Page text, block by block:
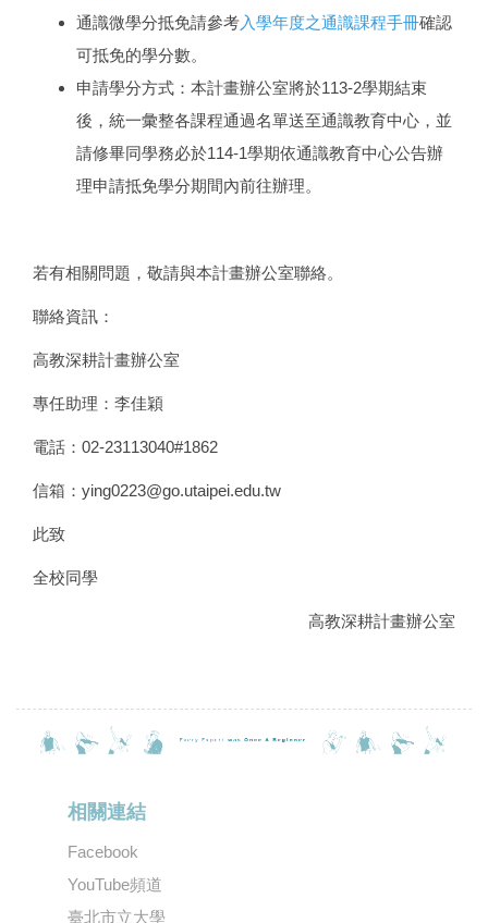
通識微學分抵免請參考入學年度之通識課程手冊確認
可抵免的學分數。
申請學分方式：本計畫辦公室將於113-2學期結束
後，統一彙整各課程通過名單送至通識教育中心，並
請修畢同學務必於114-1學期依通識教育中心公告辦
理申請抵免學分期間內前往辦理。
若有相關問題，敬請與本計畫辦公室聯絡。
聯絡資訊：
高教深耕計畫辦公室
專任助理：李佳穎
電話：02-23113040#1862
信箱： ying0223@go.utaipei.edu.tw
此致
全校同學
高教深耕計畫辦公室
相關連結
Facebook
YouTube頻道
臺北市立大學